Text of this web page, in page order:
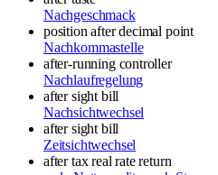
Nachgeschmack
position after decimal point
Nachkommastelle
after-running controller
Nachlaufregelung
after sight bill
Nachsichtwechsel
after sight bill
Zeitsichtwechsel
after tax real rate return